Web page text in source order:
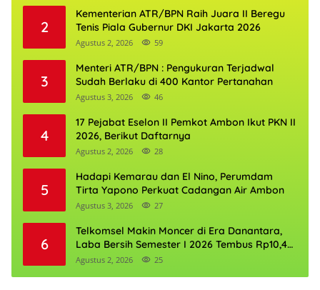
2
Kementerian ATR/BPN Raih Juara II Beregu
Tenis Piala Gubernur DKI Jakarta 2026
Agustus 2, 2026 59
3
Menteri ATR/BPN : Pengukuran Terjadwal
Sudah Berlaku di 400 Kantor Pertanahan
Agustus 3, 2026 46
4
17 Pejabat Eselon II Pemkot Ambon Ikut PKN II
2026, Berikut Daftarnya
Agustus 2, 2026 28
5
Hadapi Kemarau dan El Nino, Perumdam
Tirta Yapono Perkuat Cadangan Air Ambon
Agustus 3, 2026 27
6
Telkomsel Makin Moncer di Era Danantara,
Laba Bersih Semester I 2026 Tembus Rp10,4
Triliun
Agustus 2, 2026 25